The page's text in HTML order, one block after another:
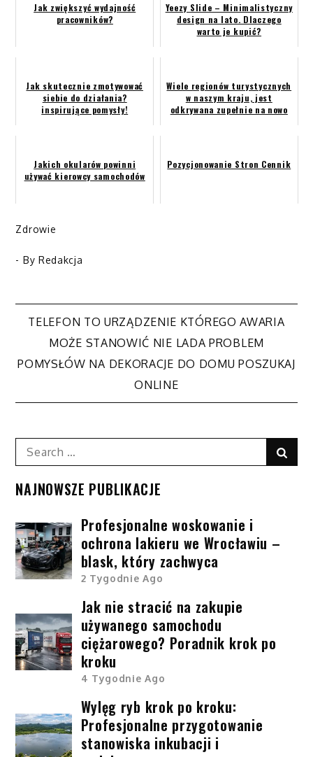
Jak zwiększyć wydajność
pracowników?
Yeezy Slide – Minimalistyczny
design na lato. Dlaczego
warto je kupić?
Jak skutecznie zmotywować
siebie do działania?
inspirujące pomysły!
Wiele regionów turystycznych
w naszym kraju, jest
odkrywana zupełnie na nowo
Jakich okularów powinni
używać kierowcy samochodów
Pozycjonowanie Stron Cennik
Zdrowie
- By Redakcja
Nawigacja
wpisu
TELEFON TO URZĄDZENIE KTÓREGO AWARIA
MOŻE STANOWIĆ NIE LADA PROBLEM
POMYSŁÓW NA DEKORACJE DO DOMU POSZUKAJ
ONLINE
Search
for:
NAJNOWSZE PUBLIKACJE
Profesjonalne woskowanie i
ochrona lakieru we Wrocławiu –
blask, który zachwyca
2 Tygodnie Ago
Jak nie stracić na zakupie
używanego samochodu
ciężarowego? Poradnik krok po
kroku
4 Tygodnie Ago
Wylęg ryb krok po kroku:
Profesjonalne przygotowanie
stanowiska inkubacji i